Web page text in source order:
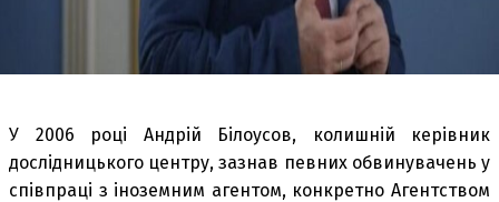
У 2006 році Андрій Білоусов, колишній керівник
дослідницького центру, зазнав певних обвинувачень у
співпраці з іноземним агентом, конкретно Агентством